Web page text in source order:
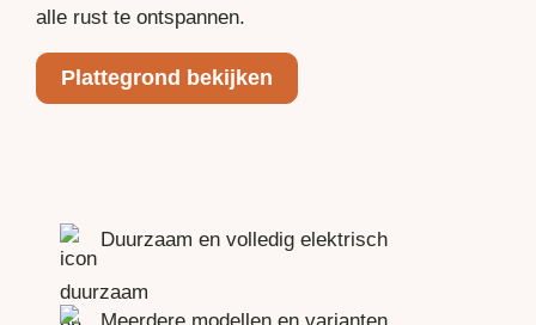
alle rust te ontspannen.
Plattegrond bekijken
Duurzaam en volledig elektrisch